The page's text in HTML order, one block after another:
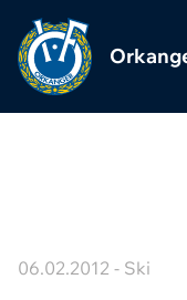
06.02.2012 - Ski